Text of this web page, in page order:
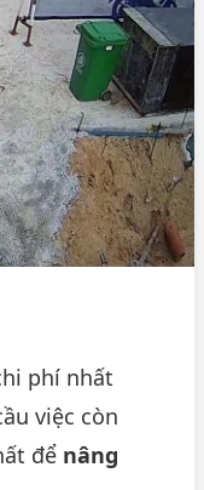
phí nhất
việc còn
để nâng